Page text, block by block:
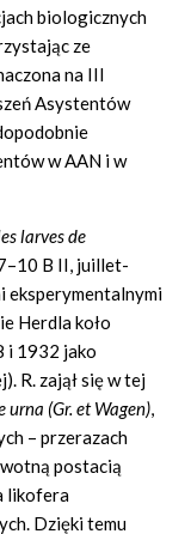
biologicznych
ze
na III
Asystentów
w AAN i w
larvesde
B II, juillet-
eksperymentalnymi
Herdla koło
i 1932 jako
R. zajął się w tej
urna (Gr. et Wagen),
– przerazach
postacią
likofera
Dzięki temu